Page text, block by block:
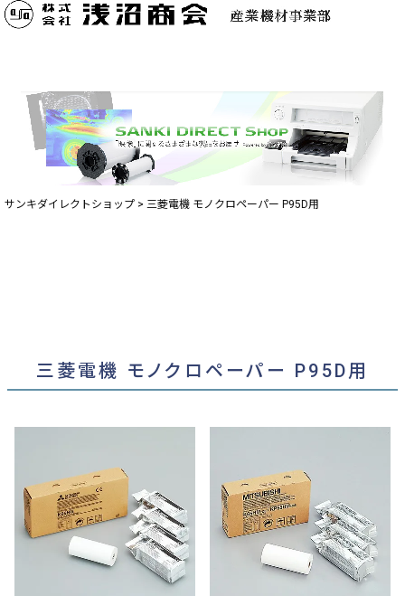
サンキダイレクトショップ 三菱電機 モノクロペーパー P95D用
三菱電機 モノクロペーパー P95D用